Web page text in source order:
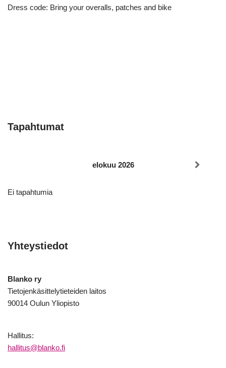
Dress code: Bring your overalls, patches and bike
Tapahtumat
elokuu 2026
Ei tapahtumia
Yhteystiedot
Blanko ry
Tietojenkäsittelytieteiden laitos
90014 Oulun Yliopisto
Hallitus:
hallitus@blanko.fi